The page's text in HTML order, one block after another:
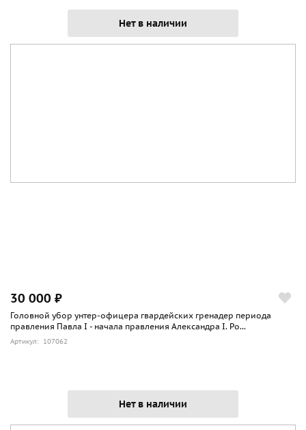
Нет в наличии
30 000 ₽
Головной убор унтер-офицера гвардейских гренадер периода
правления Павла I - начала правления Александра I. Ро...
Артикул: 107062
Нет в наличии